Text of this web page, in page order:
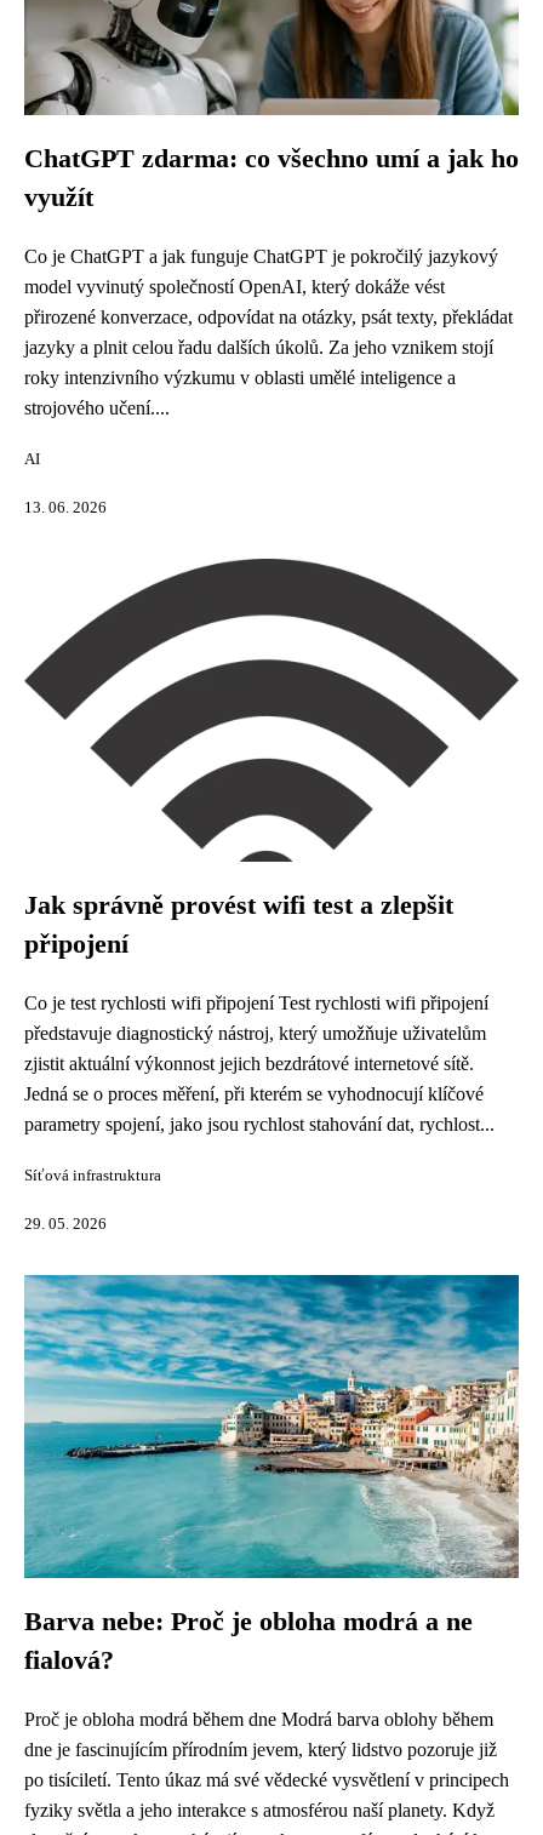
ChatGPT zdarma: co všechno umí a jak ho
využít
Co je ChatGPT a jak funguje ChatGPT je pokročilý jazykový
model vyvinutý společností OpenAI, který dokáže vést
přirozené konverzace, odpovídat na otázky, psát texty, překládat
jazyky a plnit celou řadu dalších úkolů. Za jeho vznikem stojí
roky intenzivního výzkumu v oblasti umělé inteligence a
strojového učení....
AI
13. 06. 2026
Jak správně provést wifi test a zlepšit
připojení
Co je test rychlosti wifi připojení Test rychlosti wifi připojení
představuje diagnostický nástroj, který umožňuje uživatelům
zjistit aktuální výkonnost jejich bezdrátové internetové sítě.
Jedná se o proces měření, při kterém se vyhodnocují klíčové
parametry spojení, jako jsou rychlost stahování dat, rychlost...
Síťová infrastruktura
29. 05. 2026
Barva nebe: Proč je obloha modrá a ne
fialová?
Proč je obloha modrá během dne Modrá barva oblohy během
dne je fascinujícím přírodním jevem, který lidstvo pozoruje již
po tisíciletí. Tento úkaz má své vědecké vysvětlení v principech
fyziky světla a jeho interakce s atmosférou naší planety. Když